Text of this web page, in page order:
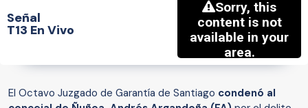
Señal
T13 En Vivo
El Octavo Juzgado de Garantía de Santiago condenó al